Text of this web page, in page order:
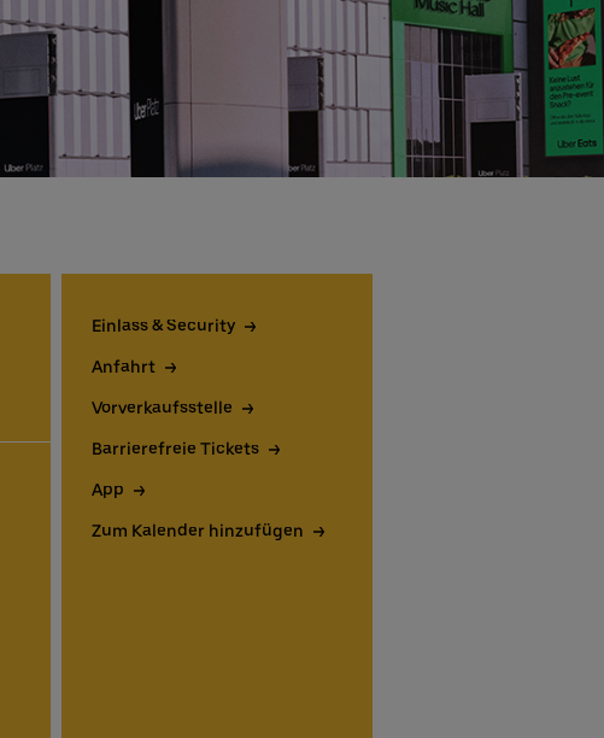
Einlass & Security
Anfahrt
Vorverkaufsstelle
Barrierefreie Tickets
App
Zum Kalender hinzufügen